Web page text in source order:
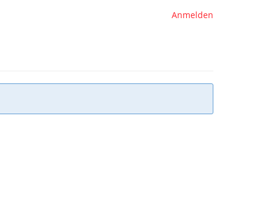
Anmelden